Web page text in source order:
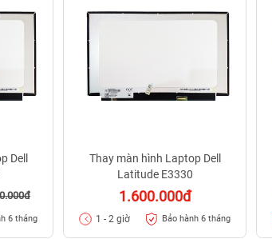
Dell
6 tháng
Thay màn hình Laptop Dell
Latitude E3330
1.600.000đ
1 - 2 giờ Bảo hành 6 tháng